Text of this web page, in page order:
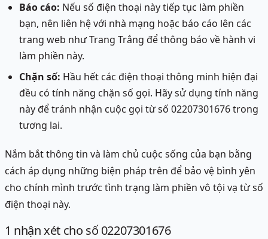
Báo cáo: Nếu số điện thoại này tiếp tục làm phiền
bạn, nên liên hệ với nhà mạng hoặc báo cáo lên các
trang web như Trang Trắng để thông báo về hành vi
làm phiền này.
Chặn số: Hầu hết các điện thoại thông minh hiện đại
đều có tính năng chặn số gọi. Hãy sử dụng tính năng
này để tránh nhận cuộc gọi từ số 02207301676 trong
tương lai.
Nắm bắt thông tin và làm chủ cuộc sống của bạn bằng
cách áp dụng những biện pháp trên để bảo vệ bình yên
cho chính mình trước tình trạng làm phiền vô tội vạ từ số
điện thoại này.
1 nhận xét cho số 02207301676